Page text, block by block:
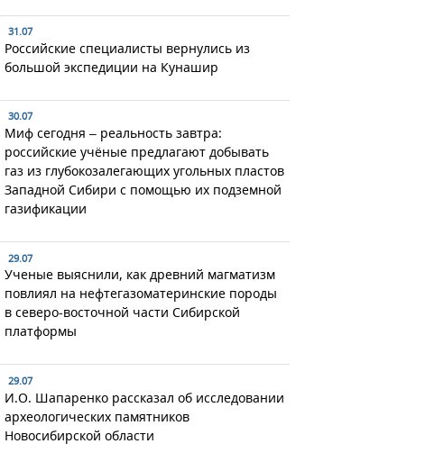
31.07
Российские специалисты вернулись из
большой экспедиции на Кунашир
30.07
Миф сегодня – реальность завтра:
российские учёные предлагают добывать
газ из глубокозалегающих угольных пластов
Западной Сибири с помощью их подземной
газификации
29.07
Ученые выяснили, как древний магматизм
повлиял на нефтегазоматеринские породы
в северо-восточной части Сибирской
платформы
29.07
И.О. Шапаренко рассказал об исследовании
археологических памятников
Новосибирской области